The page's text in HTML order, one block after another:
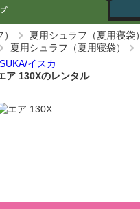
夏用シュラフ（夏用寝袋）
夏用シュラフ（夏用寝袋）
イスカ
ア 130Xのレンタル